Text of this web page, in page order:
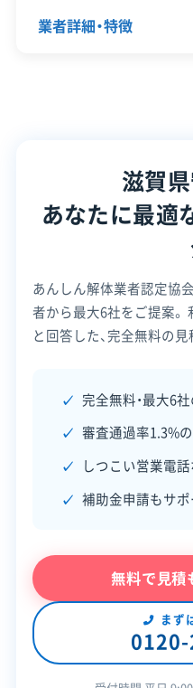
率
空家解
金
工事費の
0万円〜最
大40万円）
老朽危
除却補
工事費の
（最大80万
円）
これらの補助金は、い
また、予算がなくなり
終わってしまうため、
めします。
※制度の最新情報や申
業者詳細・特徴
1997
資本金
077-
営業時間 9:00
営業日 月・火
建物構造
不用
外構
【建
滋賀
【産
滋賀全部
滋賀
あなたに最適
あんしん解体業者認定協
者から最大6社をご提案。
と回答した、完全無料の
完全無料・最大6
審査通過率1.3%
しつこい営業電話
補助金申請もサ
無料で見積
まず